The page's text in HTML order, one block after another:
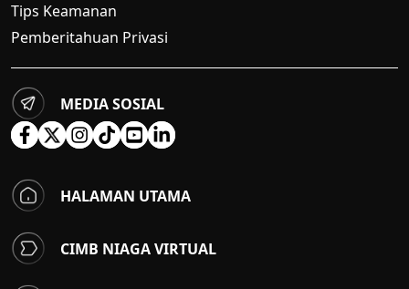
Tips Keamanan
Pemberitahuan Privasi
MEDIA SOSIAL
HALAMAN UTAMA
CIMB NIAGA VIRTUAL